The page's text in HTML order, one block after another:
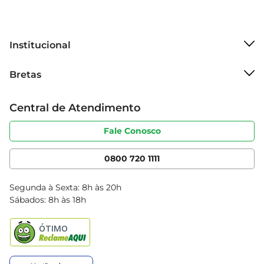
Institucional
Grupo Cencosud
Sobre privacidade
Portal do fornecedor
Cencosud Media
Bretas
Produtos Bretas
Código de ética
Serviços
Clube Bretas
Blog Bretas
Black Friday
Central de Atendimento
Fale Conosco
0800 720 1111
Segunda à Sexta: 8h às 20h
Sábados: 8h às 18h